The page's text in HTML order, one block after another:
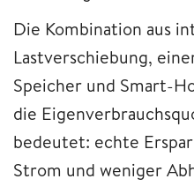
Die Kombination aus
Lastverschiebung,
Speicher und Smart-
die
bedeutet: echte
Strom und weniger